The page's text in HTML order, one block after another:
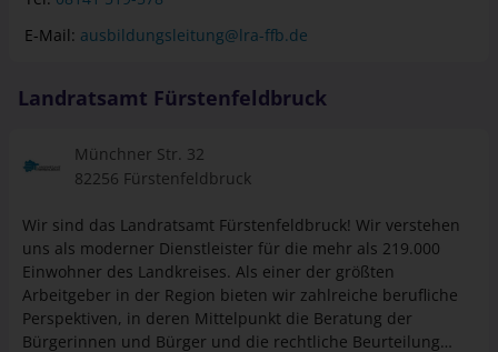
Wir sind das Landratsamt Fürstenfeldbruck! Wir verstehen
Einwohner des Landkreises. Als einer der größten
Arbeitgeber in der Region bieten wir zahlreiche berufliche
Perspektiven, in deren Mittelpunkt die Beratung der
Bürgerinnen und Bürger und die rechtliche Beurteilung
verschiedenster Anliegen stehen. Wir glauben an eine
Mehr Infos zum Unternehmen >